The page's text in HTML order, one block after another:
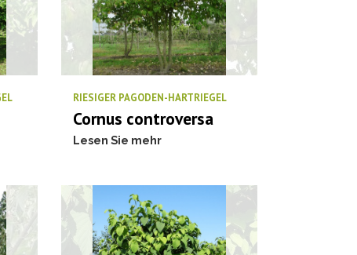
RIESIGER PAGODEN-HARTRIEGEL
Cornus controversa
Lesen Sie mehr